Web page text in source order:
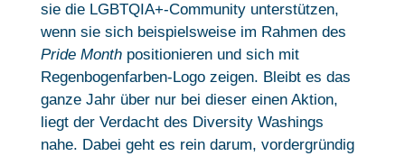
sie die LGBTQIA+-Community unterstützen,
wenn sie sich beispielsweise im Rahmen des
Pride Monthpositionieren und sich mit
Regenbogenfarben-Logo zeigen. Bleibt es das
ganze Jahr über nur bei dieser einen Aktion,
liegt der Verdacht des Diversity Washings
nahe. Dabei geht es rein darum, vordergründig